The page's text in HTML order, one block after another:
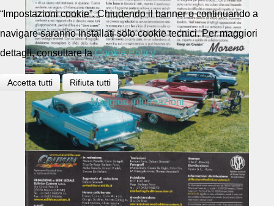
“Impostazioni cookie”. Chiudendo il banner o continuando a
navigare saranno installati solo cookie tecnici. Per maggiori
dettagli, consultare laCookie Policy
Accetta tutti Rifiuta tutti
Maggiori informazioni